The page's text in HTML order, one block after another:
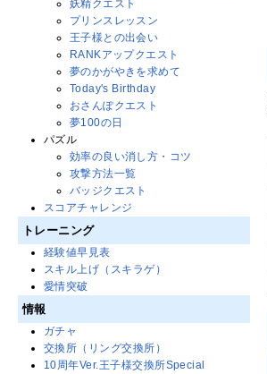
妖精クエスト
プリンスレッスン
王子様との出会い
RANKアップクエスト
夢のかがやきを求めて
Today's Birthday
おさんぽクエスト
夢100の日
パズル
効率の良い消し方・コツ
攻撃方法一覧
バッジクエスト
スコアチャレンジ
トレーニング
経験値早見表
スキル上げ（スキラゲ）
愛情突破
情報
ガチャ
交換所（リング交換所）
10周年Ver.王子様交換所Special